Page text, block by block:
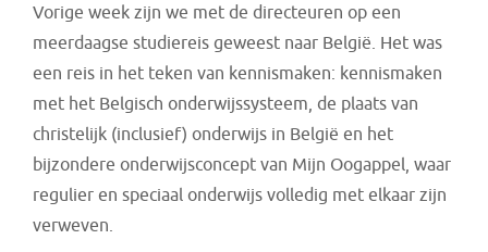
Vorige week zijn we met de directeuren op een
meerdaagse studiereis geweest naar België. Het was
een reis in het teken van kennismaken: kennismaken
met het Belgisch onderwijssysteem, de plaats van
christelijk (inclusief) onderwijs in België en het
bijzondere onderwijsconcept van Mijn Oogappel, waar
regulier en speciaal onderwijs volledig met elkaar zijn
verweven.